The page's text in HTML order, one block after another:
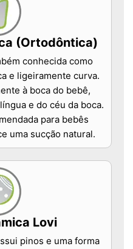
(Ortodôntica)
conhecida como
e ligeiramente curva.
à boca do bebê,
e do céu da boca.
para bebês
uma sucção natural.
Lovi
pinos e uma forma